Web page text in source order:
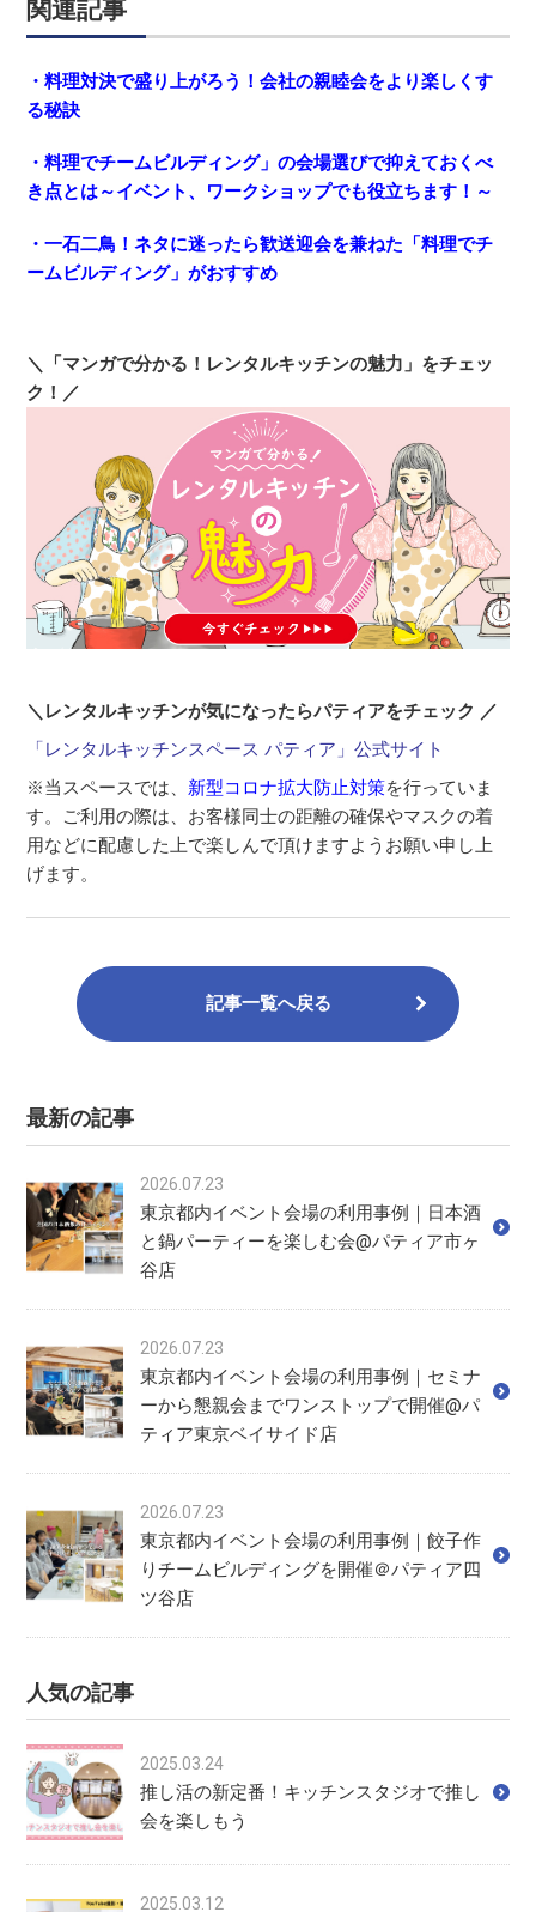
関連記事
・料理対決で盛り上がろう！会社の親睦会をより楽しくす
る秘訣
・料理でチームビルディング」の会場選びで抑えておくべ
き点とは～イベント、ワークショップでも役立ちます！～
・一石二鳥！ネタに迷ったら歓送迎会を兼ねた「料理でチ
ームビルディング」がおすすめ
＼「マンガで分かる！レンタルキッチンの魅力」をチェッ
ク！／
＼レンタルキッチンが気になったらパティアをチェック ／
「レンタルキッチンスペース パティア」公式サイト
※当スペースでは、 新型コロナ拡大防止対策を行っていま
す。ご利用の際は、お客様同士の距離の確保やマスクの着
用などに配慮した上で楽しんで頂けますようお願い申し上
げます。
記事一覧へ戻る
最新の記事
2026.07.23
東京都内イベント会場の利用事例｜日本酒
と鍋パーティーを楽しむ会@パティア市ヶ
谷店
2026.07.23
東京都内イベント会場の利用事例｜セミナ
ーから懇親会までワンストップで開催@パ
ティア東京ベイサイド店
2026.07.23
東京都内イベント会場の利用事例｜餃子作
りチームビルディングを開催＠パティア四
ツ谷店
人気の記事
2025.03.24
推し活の新定番！キッチンスタジオで推し
会を楽しもう
2025.03.12